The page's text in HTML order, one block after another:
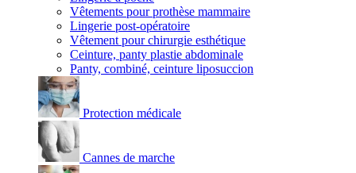
Vêtements pour prothèse mammaire
Lingerie post-opératoire
Vêtement pour chirurgie esthétique
Ceinture, panty plastie abdominale
Panty, combiné, ceinture liposuccion
Protection médicale
Cannes de marche